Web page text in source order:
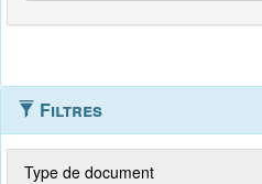
Filtres
Type de document